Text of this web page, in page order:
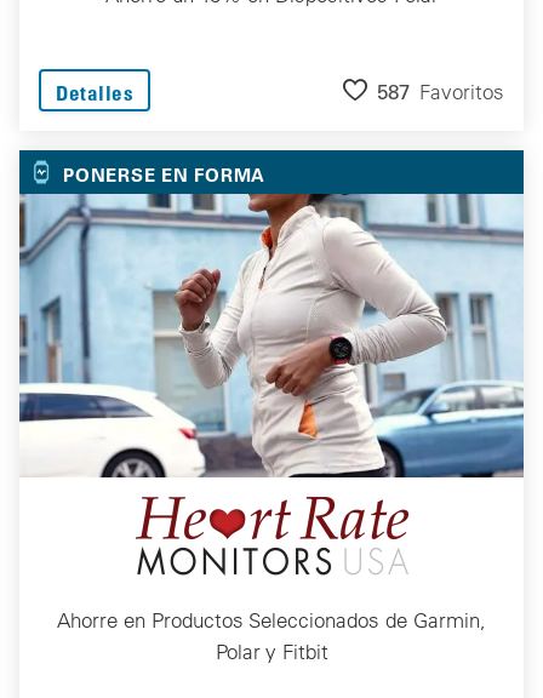
Detalles 587 Favoritos
PONERSE EN FORMA
Ahorre en Productos Seleccionados de Garmin,
Polar y Fitbit